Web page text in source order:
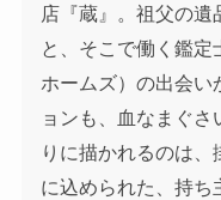
店『蔵』。祖父の
と、そこで働く鑑
ホームズ）の出会い
ョンも、血なまぐ
りに描かれるのは、
に込められた、持ち